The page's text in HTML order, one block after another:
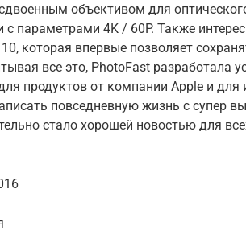
объективом для
с параметрами 4K / 60P. Также
которая впервые позволяет
все это, PhotoFast разработала
продуктов от компании Apple и
повседневную жизнь с супер
стало хорошей новостью для